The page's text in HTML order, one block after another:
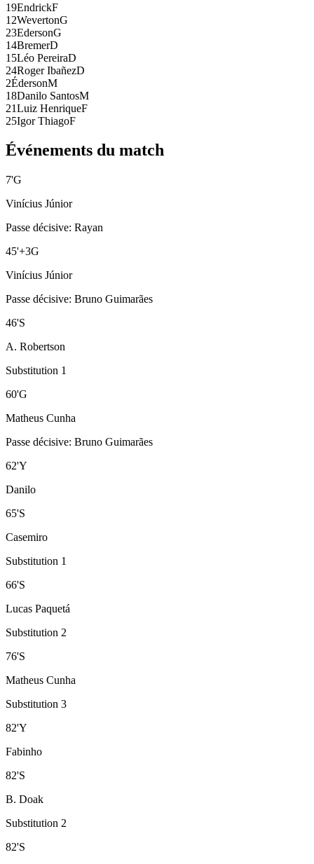
19EndrickF
12WevertonG
23EdersonG
14BremerD
15Léo PereiraD
24Roger IbañezD
2ÉdersonM
18Danilo SantosM
21Luiz HenriqueF
25Igor ThiagoF
Événements du match
7'G
Vinícius Júnior
Passe décisive: Rayan
45'+3G
Vinícius Júnior
Passe décisive: Bruno Guimarães
46'S
A. Robertson
Substitution 1
60'G
Matheus Cunha
Passe décisive: Bruno Guimarães
62'Y
Danilo
65'S
Casemiro
Substitution 1
66'S
Lucas Paquetá
Substitution 2
76'S
Matheus Cunha
Substitution 3
82'Y
Fabinho
82'S
B. Doak
Substitution 2
82'S